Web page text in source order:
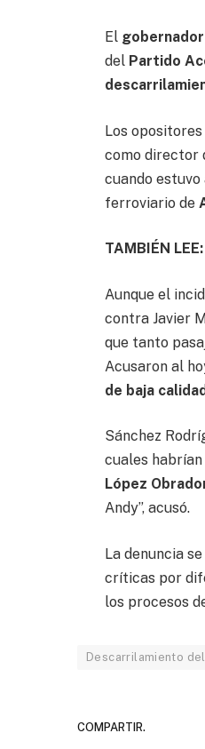
El
del Partido
Los
como director
cuando
ferroviario de
TAMBIÉN LEE:
Aunque el
contra Javier
que tanto
Acusaron al
de baja calidad
Sánchez
cuales
López
Andy”, acusó.
La denuncia
críticas por
los procesos
Descarrilamiento
COMPARTIR.